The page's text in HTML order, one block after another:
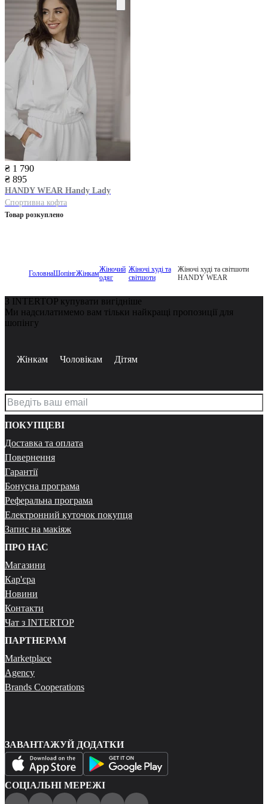
₴ 1 790
₴ 895
HANDY WEAR Handy Lady
Спортивна кофта
Товар розкуплено
ГоловнаШопінгЖінкамЖіночий
одяг
Жіночі худі та
світшоти
Жіночі худі та світшоти
HANDY WEAR
З INTERTOP купувати вигідніше
Ми надсилатимемо вам тільки найкращі пропозиції для
шопінгу
Жінкам Чоловікам Дітям
ПОКУПЦЕВІ
Доставка та оплата
Повернення
Гарантії
Бонусна програма
Реферальна програма
Електронний куточок покупця
Запис на макіяж
ПРО НАС
Магазини
Кар'єра
Новини
Контакти
Чат з INTERTOP
ПАРТНЕРАМ
Marketplace
Agency
Brands Cooperations
ЗАВАНТАЖУЙ ДОДАТКИ
СОЦІАЛЬНІ МЕРЕЖІ